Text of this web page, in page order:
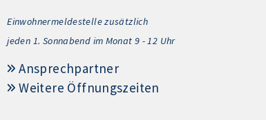
Einwohnermeldestelle zusätzlich
jeden 1. Sonnabend im Monat 9 - 12 Uhr
Ansprechpartner
Weitere Öffnungszeiten